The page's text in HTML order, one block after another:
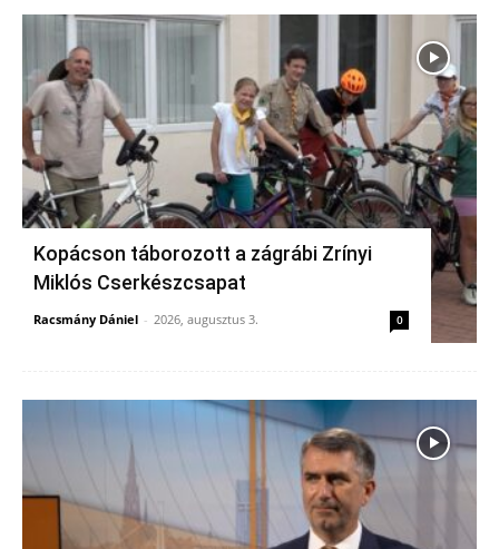
Kopácson táborozott a zágrábi Zrínyi
Miklós Cserkészcsapat
Racsmány Dániel - 2026, augusztus 3. 0